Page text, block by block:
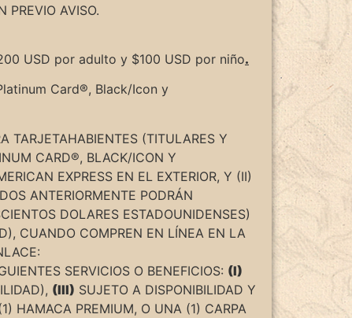
PREVIO AVISO.
USD por adulto y $100 USD por niño.
Card®, Black/Icon y
TARJETAHABIENTES (TITULARES Y
CARD®, BLACK/ICON Y
EXPRESS EN EL EXTERIOR, Y (II)
ANTERIORMENTE PODRÁN
DOLARES ESTADOUNIDENSES)
CUANDO COMPREN EN LÍNEA EN LA
SERVICIOS O BENEFICIOS: (I)
(III) SUJETO A DISPONIBILIDAD Y
HAMACA PREMIUM, O UNA (1) CARPA